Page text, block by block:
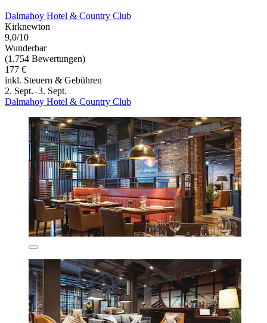
Dalmahoy Hotel & Country Club
Kirknewton
9,0/10
Wunderbar
(1.754 Bewertungen)
177 €
inkl. Steuern & Gebühren
2. Sept.–3. Sept.
Dalmahoy Hotel & Country Club